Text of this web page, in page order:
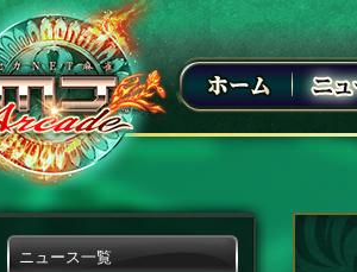
ニュース一覧